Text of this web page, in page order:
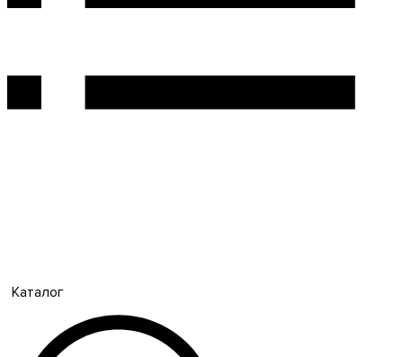
Каталог